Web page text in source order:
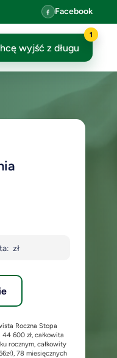
Facebook
wyjść z długu
1
zł
Roczna Stopa
600 zł, całkowita
rocznym, całkowity
78 miesięcznych